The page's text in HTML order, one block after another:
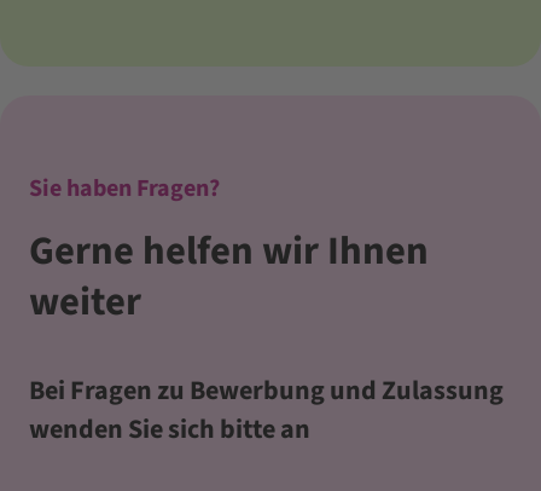
Akzeptieren
powered by
Usercentrics Consent
Management Platform&eRecht24
Sie haben Fragen?
Gerne helfen wir Ihnen
weiter
Bei Fragen zu Bewerbung und Zulassung
wenden Sie sich bitte an